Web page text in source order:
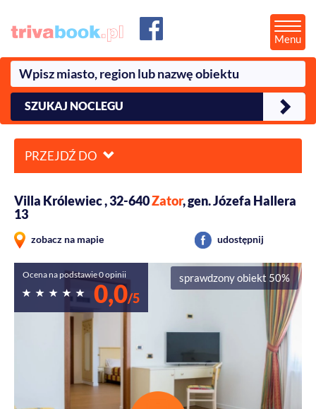
Menu
SZUKAJ NOCLEGU
PRZEJDŹ DO
Villa Królewiec , 32-640Zator, gen. Józefa Hallera
13
zobacz na mapie udostępnij
Ocena na podstawie 0 opinii
0,0/5
sprawdzony obiekt 50%